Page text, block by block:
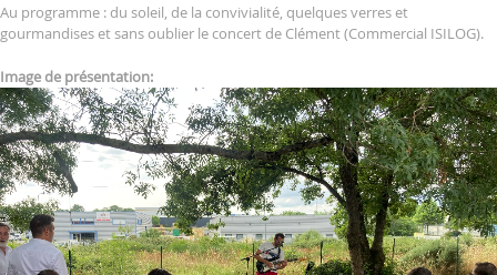
Au programme : du soleil, de la convivialité, quelques verres et
gourmandises et sans oublier le concert de Clément (Commercial ISILOG).
Image de présentation: